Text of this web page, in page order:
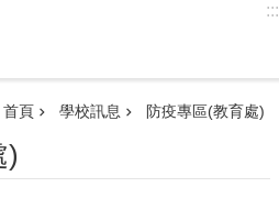
:::
首頁 學校訊息 防疫專區(教育處)
)